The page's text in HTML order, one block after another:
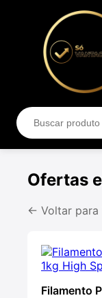
Ofertas
← Voltar para
Filamento